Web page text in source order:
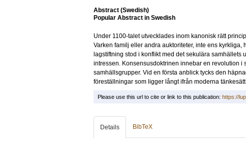
Abstract (Swedish)
Popular Abstract in Swedish
Under 1100-talet utvecklades inom kanonisk rätt
Varken familj eller andra auktoriteter, inte ens
lagstiftning stod i konflikt med det sekulära
intressen. Konsensusdoktrinen innebar en revolution
samhällsgrupper. Vid en första anblick tycks den
föreställningar som ligger långt ifrån moderna
Please use this url to cite or link to this publication: https://
Details BibTeX